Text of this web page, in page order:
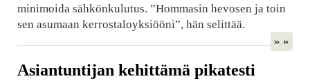
minimoida sähkönkulutus. ”Hommasin hevosen ja toin
sen asumaan kerrostaloyksiööni”, hän selittää.
» »
Asiantuntijan kehittämä pikatesti